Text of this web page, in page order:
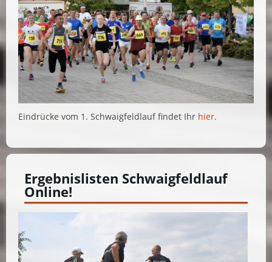
Eindrücke vom 1. Schwaigfeldlauf findet Ihr hier.
Ergebnislisten Schwaigfeldlauf
Online!